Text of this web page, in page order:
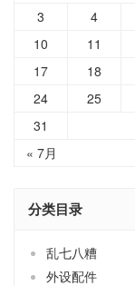
« 7月
3
4
10
11
17
18
24
25
31
分类目录
乱七八糟
外设配件